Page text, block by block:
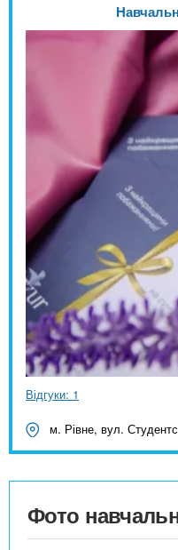
Відгуки: 1
м. Рівне, вул.
Фото